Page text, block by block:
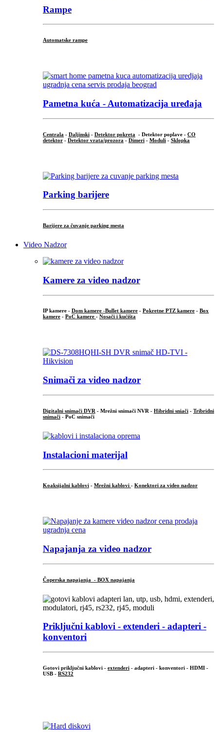
Rampe
Automatske rampe
Pametna kuća - Automatizacija uređaja
Centrala - Daljinski - Detektor pokreta - Detektor poplave - CO
detektor - Detektor vrata/prozora - Dimeri - Moduli - Sklopka
Parking barijere
Barijere za čuvanje parking mesta
Video Nadzor
Kamere za video nadzor
IP kamere - Dom kamere -Bullet kamere - Pokretne PTZ kamere - Box
kamere - PoC kamere - Nosači i kućišta
Snimači za video nadzor
Digitalni snimači DVR - Mrežni snimači NVR - Hibridni sniači - Tribridni
snimači - PoC snimači
Instalacioni materijal
Koaksijalni kablovi - Mrežni kablovi - Konektori za video nadzor
Napajanja za video nadzor
Čoperska napajanja - BOX napajanja
Priključni kablovi - extenderi - adapteri -
konventori
Gotovi priključni kablovi - extenderi - adapteri - konventori - HDMI -
USB - RS232